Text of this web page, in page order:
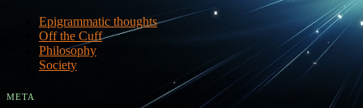
Epigrammatic thoughts
Off the Cuff
Philosophy
Society
META